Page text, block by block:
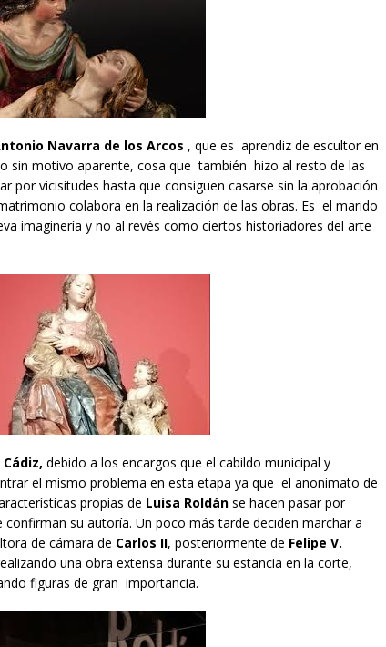
Navarra de los Arcos , que es aprendiz de escultor en
sin motivo aparente, cosa que también hizo al resto de las
por vicisitudes hasta que consiguen casarse sin la aprobación
colabora en la realización de las obras. Es el marido
imaginería y no al revés como ciertos historiadores del arte
Cádiz, debido a los encargos que el cabildo municipal y
el mismo problema en esta etapa ya que el anonimato de
propias de Luisa Roldán se hacen pasar por
su autoría. Un poco más tarde deciden marchar a
de cámara de Carlos II, posteriormente de Felipe V.
una obra extensa durante su estancia en la corte,
figuras de gran importancia.